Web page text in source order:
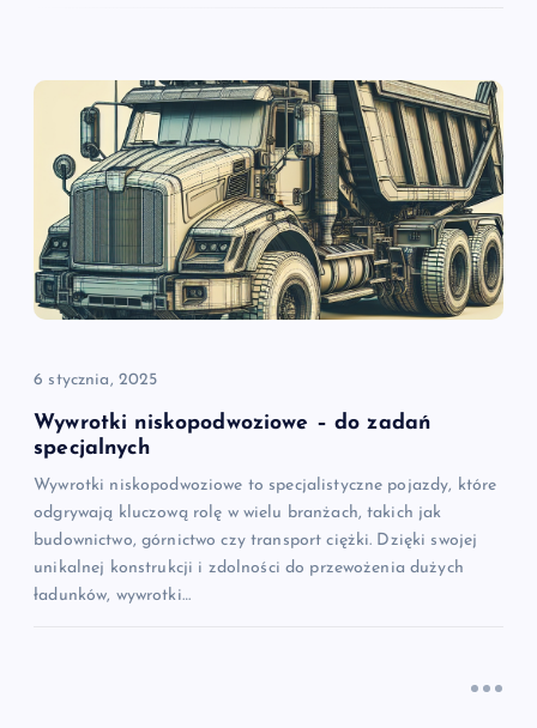
6 stycznia, 2025
Wywrotki niskopodwoziowe – do zadań
specjalnych
Wywrotki niskopodwoziowe to specjalistyczne pojazdy, które
odgrywają kluczową rolę w wielu branżach, takich jak
budownictwo, górnictwo czy transport ciężki. Dzięki swojej
unikalnej konstrukcji i zdolności do przewożenia dużych
ładunków, wywrotki…